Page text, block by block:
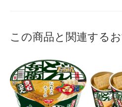
この商品と関連する